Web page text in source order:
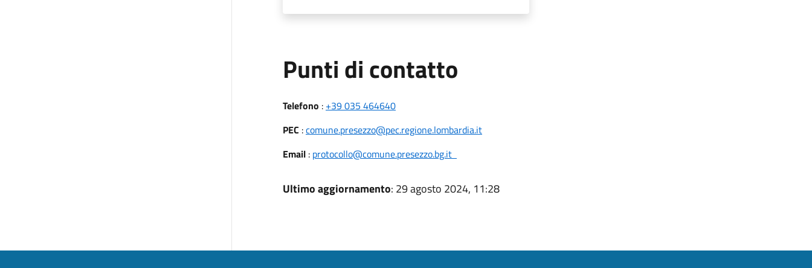
Punti di contatto
Telefono : +39 035 464640
PEC :comune.presezzo@pec.regione.lombardia.it
Email: protocollo@comune.presezzo.bg.it
Ultimo aggiornamento: 29 agosto 2024, 11:28